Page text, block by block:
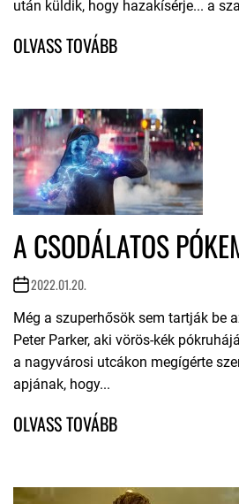
után küldik, hogy hazakísérje... a
A CSODÁLATOS
2022.01.20.
Még a szuperhősök sem tartják be
Peter Parker, aki vörös-kék
a nagyvárosi utcákon megígérte
apjának, hogy...